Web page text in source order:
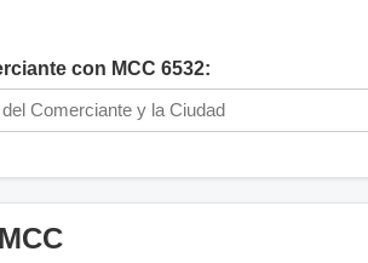
con MCC 6532: